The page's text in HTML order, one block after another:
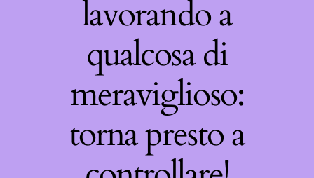
lavorando a
qualcosa di
meraviglioso:
torna presto a